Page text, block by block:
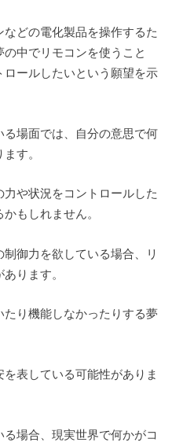
どの電化製品を操作するた
中でリモコンを使うこと
ールしたいという願望を示
場面では、自分の意思で何
す。
や状況をコントロールした
もしれません。
御力を欲している場合、リ
ります。
り機能しなかったりする夢
表している可能性がありま
場合、現実世界で何かがコ